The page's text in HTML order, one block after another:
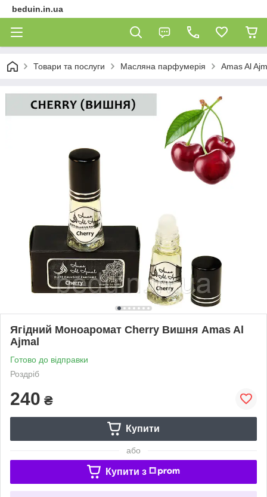
beduin.in.ua
Товари та послуги Масляна парфумерія Amas Al
Ягідний Моноаромат Cherry Вишня Amas Al
Ajmal
Готово до відправки
Роздріб
240 ₴
Купити
або
Купити з